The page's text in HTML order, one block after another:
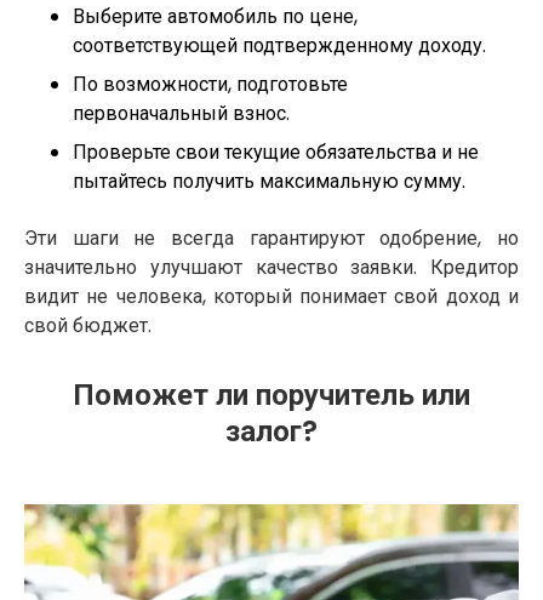
Выберите автомобиль по цене,
соответствующей подтвержденному доходу.
По возможности, подготовьте
первоначальный взнос.
Проверьте свои текущие обязательства и не
пытайтесь получить максимальную сумму.
Эти шаги не всегда гарантируют одобрение, но
значительно улучшают качество заявки. Кредитор
видит не человека, который понимает свой доход и
свой бюджет.
Поможет ли поручитель или
залог?